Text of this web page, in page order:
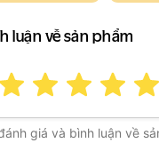
luận về sản phẩm